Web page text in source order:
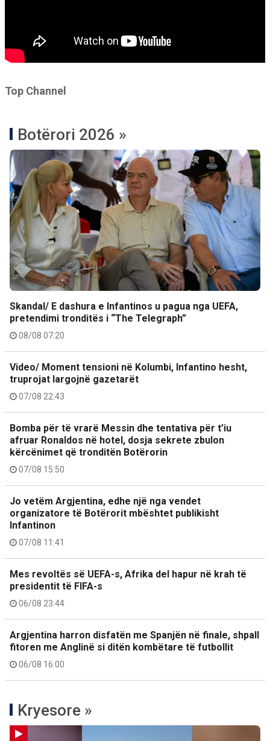
Top Channel
Botërori 2026 »
Skandal/ E dashura e Infantinos u pagua nga UEFA,
pretendimi tronditës i “The Telegraph”
08/08 07:20
Video/ Moment tensioni në Kolumbi, Infantino hesht,
truprojat largojnë gazetarët
07/08 22:43
Bomba për të vrarë Messin dhe tentativa për t’iu
afruar Ronaldos në hotel, dosja sekrete zbulon
kërcënimet që tronditën Botërorin
07/08 15:50
Jo vetëm Argjentina, edhe një nga vendet
organizatore të Botërorit mbështet publikisht
Infantinon
07/08 11:41
Mes revoltës së UEFA-s, Afrika del hapur në krah të
presidentit të FIFA-s
06/08 23:44
Argjentina harron disfatën me Spanjën në finale, shpall
fitoren me Anglinë si ditën kombëtare të futbollit
06/08 16:00
Kryesore »